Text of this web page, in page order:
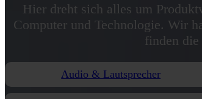
Hier dreht sich alles um
Computer und Technologie. Wir
finden
Audio & Lautsprecher